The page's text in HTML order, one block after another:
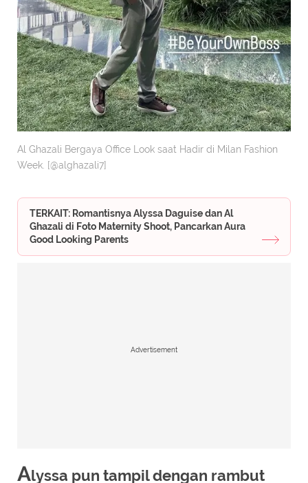
Al Ghazali Bergaya Office Look saat Hadir di Milan Fashion
Week. [@alghazali7]
TERKAIT: Romantisnya Alyssa Daguise dan Al
Ghazali di Foto Maternity Shoot, Pancarkan Aura
Good Looking Parents
Advertisement
Alyssa pun tampil dengan rambut